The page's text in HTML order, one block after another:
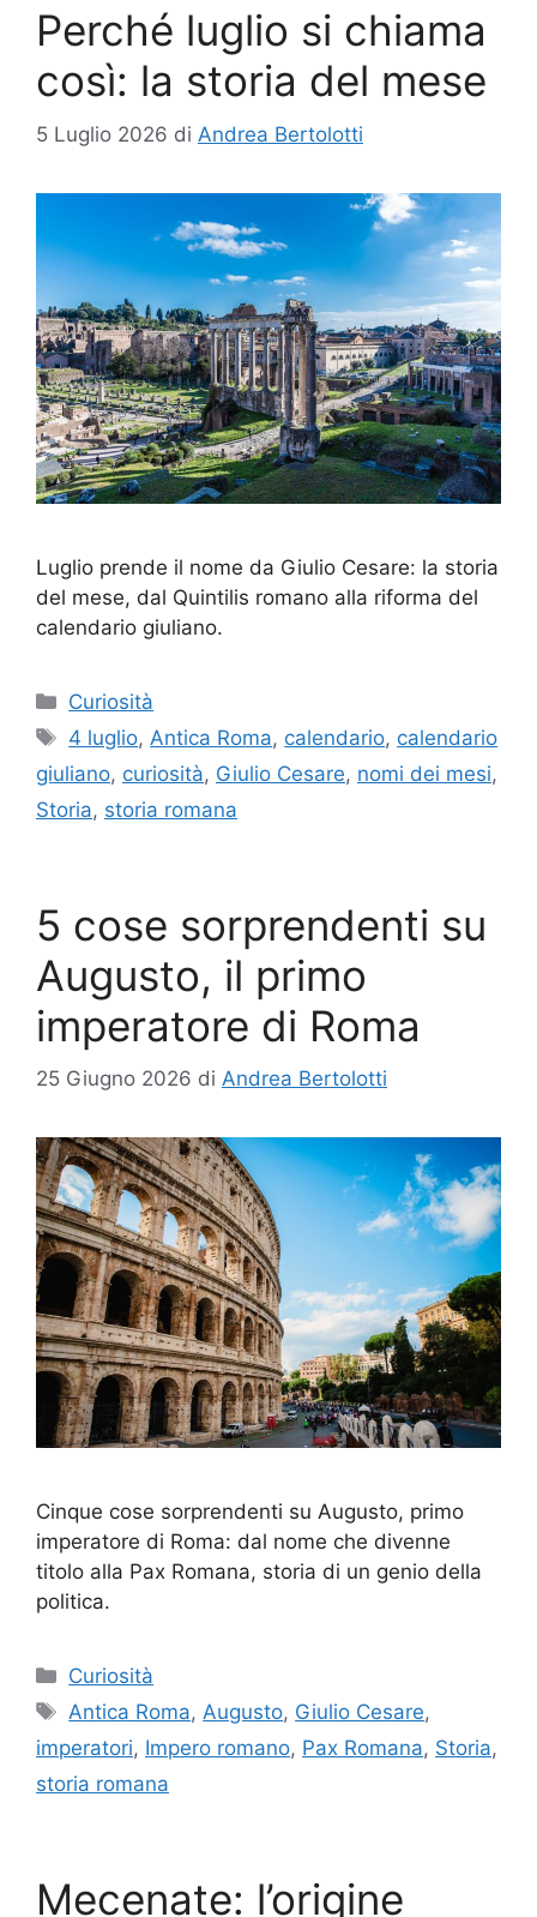
Perché luglio si chiama
così: la storia del mese
5 Luglio 2026 di Andrea Bertolotti
Luglio prende il nome da Giulio Cesare: la storia
del mese, dal Quintilis romano alla riforma del
calendario giuliano.
Categorie
Curiosità
Tag
4 luglio, Antica Roma, calendario, calendario
giuliano, curiosità, Giulio Cesare, nomi dei mesi,
Storia, storia romana
5 cose sorprendenti su
Augusto, il primo
imperatore di Roma
25 Giugno 2026 di Andrea Bertolotti
Cinque cose sorprendenti su Augusto, primo
imperatore di Roma: dal nome che divenne
titolo alla Pax Romana, storia di un genio della
politica.
Categorie
Curiosità
Tag
Antica Roma, Augusto, Giulio Cesare,
imperatori, Impero romano, Pax Romana, Storia,
storia romana
Mecenate: l’origine